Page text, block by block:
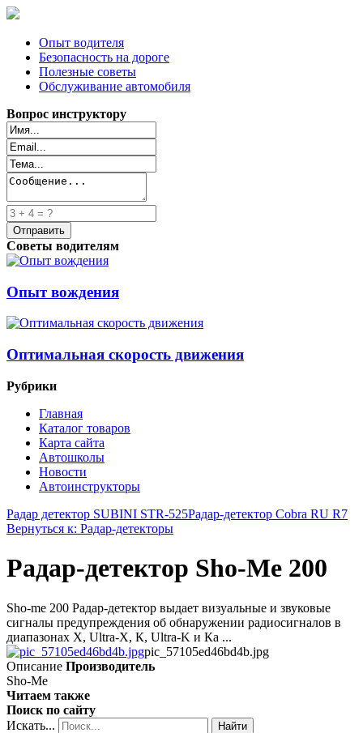
Опыт водителя
Безопасность на дороге
Полезные советы
Обслуживание автомобиля
Вопрос инструктору
Советы водителям
Опыт вождения
Оптимальная скорость движения
Рубрики
Главная
Каталог товаров
Карта сайта
Автошколы
Новости
Автоинструкторы
Радар детектор SUBINI STR-525Радар-детектор Cobra RU R7
Вернуться к: Радар-детекторы
Радар-детектор Sho-Me 200
Sho-me 200 Радар-детектор выдает визуальные и звуковые
сигналы предупреждения об обнаружении радиосигналов в
диапазонах X, Ultra-X, К, Ultra-K и Ка ...
pic_57105ed46bd4b.jpg
Описание Производитель
Sho-Me
Читаем также
Поиск по сайту
Искать...
Найти